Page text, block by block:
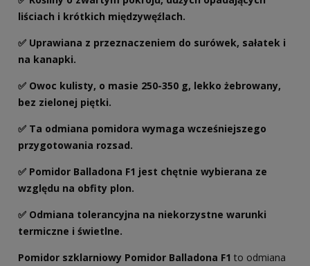
liściach i krótkich międzywęźlach.
✅ Uprawiana z przeznaczeniem do surówek, sałatek i
na kanapki.
✅ Owoc kulisty, o masie 250-350 g, lekko żebrowany,
bez zielonej piętki.
✅ Ta odmiana pomidora wymaga wcześniejszego
przygotowania rozsad.
✅ Pomidor Balladona F1 jest chętnie wybierana ze
względu na obfity plon.
✅ Odmiana tolerancyjna na niekorzystne warunki
termiczne i świetlne.
Pomidor szklarniowy Pomidor Balladona F1 to odmiana